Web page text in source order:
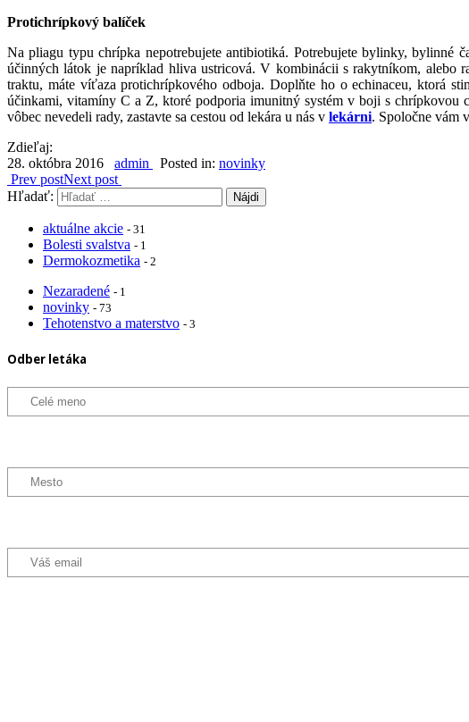
Protichrípkový balíček
Na pliagu typu chrípka nepotrebujete antibiotiká. Potrebujete bylinky,
účinných látok je napríklad hliva ustricová. V kombinácii s rakytníkom, alebo
traktu, máte víťaza protichrípkového odboja. Doplňte ho o echinaceu, ktorá
účinkami, vitamíny C a Z, ktoré podporia imunitný systém v boji s
vôbec nevedeli rady, zastavte sa cestou od lekára u nás v lekárni. Spoločne vám
Zdieľaj:
28. októbra 2016
admin Posted in: novinky
Prev postNext post
Hľadať:
aktuálne akcie - 31
Bolesti svalstva - 1
Dermokozmetika - 2
Nezaradené - 1
novinky - 73
Tehotenstvo a materstvo - 3
Odber letáka